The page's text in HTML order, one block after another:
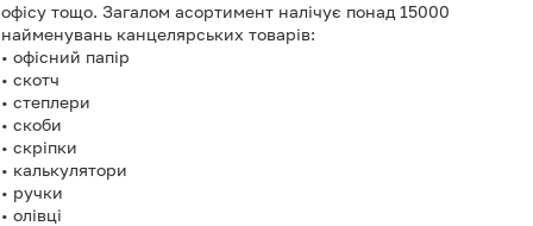
офісу тощо. Загалом асортимент налічує понад 15000
найменувань канцелярських товарів:
• офісний папір
• скотч
• степлери
• скоби
• скріпки
• калькулятори
• ручки
• олівці